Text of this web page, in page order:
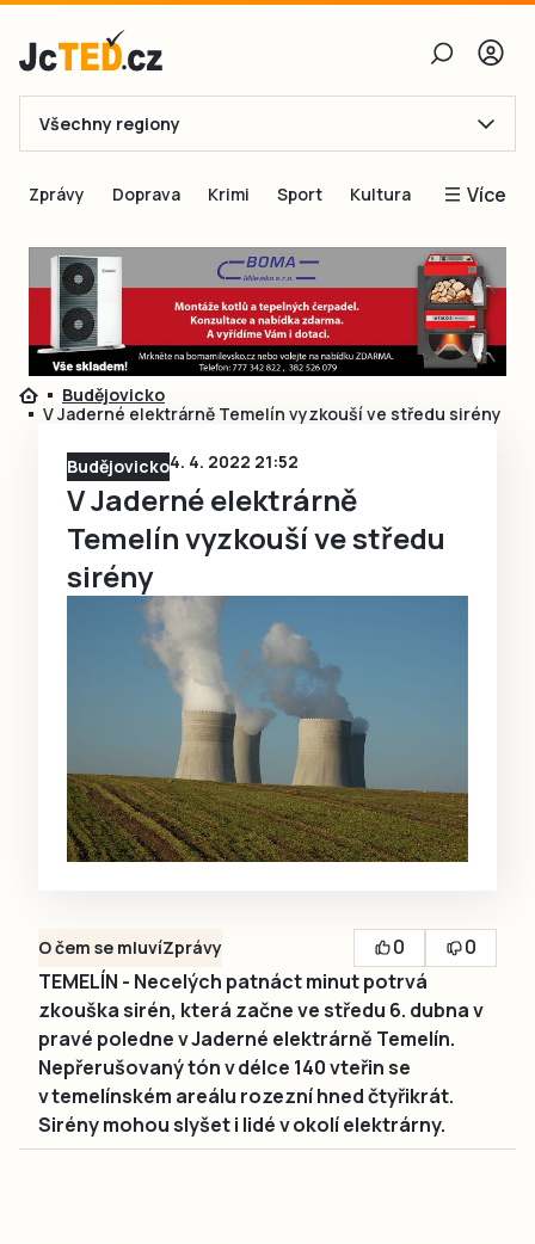
E-mail
Obnovit heslo
Přihlásit se
Přihlásit se přes Facebook
Ještě nemám účet, chci se
Všechny regiony
Zprávy Doprava Krimi Sport Kultura Více
Blogy
Inspirace
Čtenáři píší
Speciální přílohy
Budějovicko
V Jaderné elektrárně Temelín vyzkouší ve středu sirény
Budějovicko4. 4. 2022 21:52
V Jaderné elektrárně
Temelín vyzkouší ve středu
sirény
O čem se mluvíZprávy 0
0
TEMELÍN - Necelých patnáct minut potrvá
zkouška sirén, která začne ve středu 6. dubna v
pravé poledne v Jaderné elektrárně Temelín.
Nepřerušovaný tón v délce 140 vteřin se
v temelínském areálu rozezní hned čtyřikrát.
Sirény mohou slyšet i lidé v okolí elektrárny.